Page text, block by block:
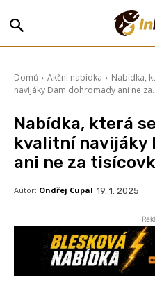
Domů Akční nabídka
Nabídka,
navijáky Dam dohromady ani ne
Nabídka, která
kvalitní navijáky
ani ne za
Autor: Ondřej Cupal 19. 1. 2025
-